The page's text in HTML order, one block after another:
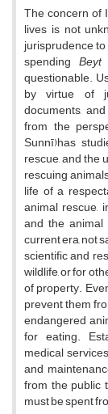
The concern of
lives is not
jurisprudence
spending
questionable.
by virtue of
documents,
from the
Sunnī)has
rescue, and the
rescuing
life of a
animal rescue,
and the
current era, not
scientific and
wildlife, or for
of property.
prevent them
endangered
for eating.
medical
and
from the public
must be spent